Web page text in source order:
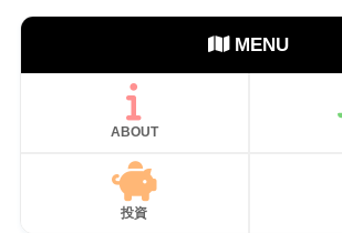
MENU
ABOUT
投資